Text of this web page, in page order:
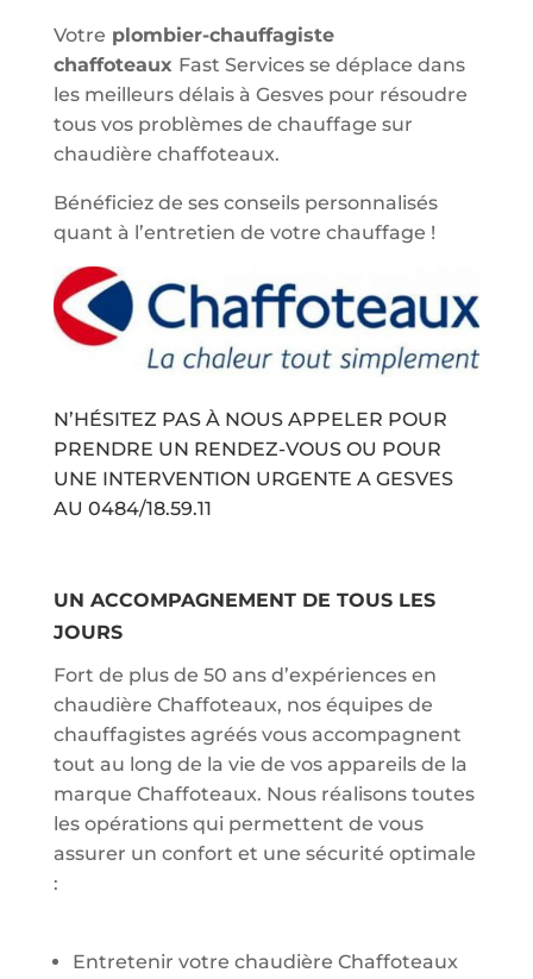
Votre plombier-chauffagiste
chaffoteaux Fast Services se déplace dans
les meilleurs délais à Gesves pour résoudre
tous vos problèmes de chauffage sur
chaudière chaffoteaux.
Bénéficiez de ses conseils personnalisés
quant à l’entretien de votre chauffage !
N’HÉSITEZ PAS À NOUS APPELER POUR
PRENDRE UN RENDEZ-VOUS OU POUR
UNE INTERVENTION URGENTE A GESVES
AU 0484/18.59.11
UN ACCOMPAGNEMENT DE TOUS LES
JOURS
Fort de plus de 50 ans d’expériences en
chaudière Chaffoteaux, nos équipes de
chauffagistes agréés vous accompagnent
tout au long de la vie de vos appareils de la
marque Chaffoteaux. Nous réalisons toutes
les opérations qui permettent de vous
assurer un confort et une sécurité optimale
:
Entretenir votre chaudière Chaffoteaux